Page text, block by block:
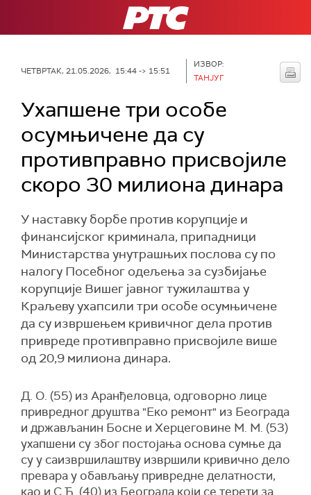
РТС
ЧЕТВРТАК, 21.05.2026, 15:44 -> 15:51
ИЗВОР:
ТАНЈУГ
Ухапшене три особе
осумњичене да су
противправно присвојиле
скоро 30 милиона динара
У наставку борбе против корупције и
финансијског криминала, припадници
Министарства унутрашњих послова су по
налогу Посебног одељења за сузбијање
корупције Вишег јавног тужилаштва у
Краљеву ухапсили три особе осумњичене
да су извршењем кривичног дела против
привреде противправно присвојиле више
од 20,9 милиона динара.
Д. О. (55) из Аранђеловца, одговорно лице
привредног друштва "Еко ремонт" из Београда
и држављанин Босне и Херцеговине М. М. (53)
ухапшени су због постојања основа сумње да
су у саизвршилаштву извршили кривично дело
превара у обављању привредне делатности,
као и С.Ћ. (40) из Београда који се терети за